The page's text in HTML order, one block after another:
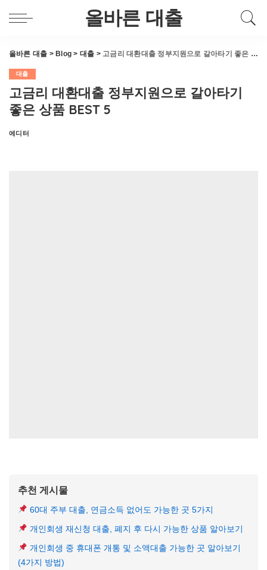
올바른 대출
올바른 대출 > Blog > 대출 > 고금리 대환대출 정부지원으로 갈아타기 좋은 상품 BEST 5
대출
고금리 대환대출 정부지원으로 갈아타기
좋은 상품 BEST 5
Posted
에디터
추천 게시물
60대 주부 대출, 연금소득 없어도 가능한 곳 5가지
개인회생 재신청 대출, 폐지 후 다시 가능한 상품 알아보기
개인회생 중 휴대폰 개통 및 소액대출 가능한 곳 알아보기
(4가지 방법)